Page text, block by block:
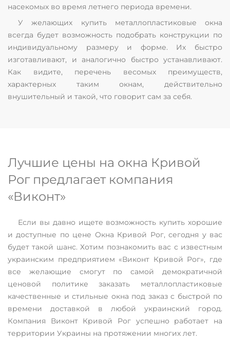
насекомых во время летнего периода времени.
У желающих купить металлопластиковые окна
всегда будет возможность подобрать конструкции по
индивидуальному размеру и форме. Их быстро
изготавливают, и аналогично быстро устанавливают.
Как видите, перечень весомых преимуществ,
характерных таким окнам, действительно
внушительный и такой, что говорит сам за себя.
Лучшие цены на окна Кривой
Рог предлагает компания
«Виконт»
Если вы давно ищете возможность купить хорошие
и доступные по цене Окна Кривой Рог, сегодня у вас
будет такой шанс. Хотим познакомить вас с известным
украинским предприятием «Виконт Кривой Рог», где
все желающие смогут по самой демократичной
ценовой политике заказать металлопластиковые
качественные и стильные окна под заказ с быстрой по
времени доставкой в любой украинский город.
Компания Виконт Кривой Рог успешно работает на
территории Украины на протяжении многих лет.